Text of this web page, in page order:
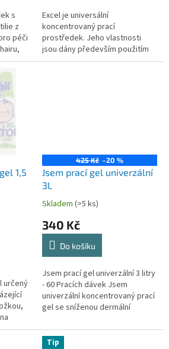
s
z
péči
Excel je universální
koncentrovaný prací
prostředek. Jeho vlastnosti
jsou dány především použitím
jen biologicky snadno
1,5
určený
a
425 Kč –20 %
Jsem prací gel univerzální
3L
Průměrné
produktu
4,0
5
hvězdiček.
Skladem (>5 ks)
340 Kč
Do košíku
Jsem prací gel univerzální 3 litry
- 60 Pracích dávek Jsem
univerzální koncentrovaný prací
gel se sníženou dermální
Jsem určen pro praní všech...
Tip